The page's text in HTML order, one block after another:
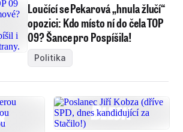
Loučící se Pekarová „hnula žlučí“
opozici: Kdo místo ní do čela TOP
09? Šance pro Pospíšila!
Politika